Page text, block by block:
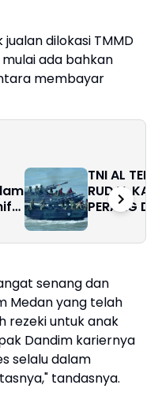
dilokasi TMMD
ada bahkan
membayar
TNI AL
RUDAL
PERANG
senang dan
Medan yang telah
rezeki untuk anak
Dandim kariernya
selalu dalam
tandasnya.